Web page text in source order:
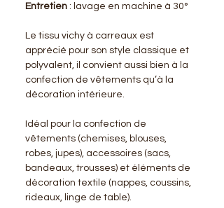
Entretien : lavage en machine à 30°
Le tissu vichy à carreaux est
apprécié pour son style classique et
polyvalent, il convient aussi bien à la
confection de vêtements qu’à la
décoration intérieure.
Idéal pour la confection de
vêtements (chemises, blouses,
robes, jupes), accessoires (sacs,
bandeaux, trousses) et éléments de
décoration textile (nappes, coussins,
rideaux, linge de table).